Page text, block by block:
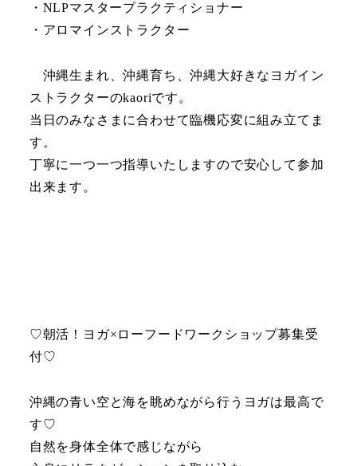
・NLPマスタープラクティショナー
・アロマインストラクター
沖縄生まれ、沖縄育ち、沖縄大好きなヨガイン
ストラクターのkaoriです。
当日のみなさまに合わせて臨機応変に組み立てま
す。
丁寧に一つ一つ指導いたしますので安心して参加
出来ます。
♡朝活！ヨガ×ローフードワークショップ募集受
付♡
沖縄の青い空と海を眺めながら行うヨガは最高で
す♡
自然を身体全体で感じながら